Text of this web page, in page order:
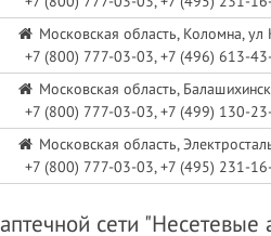
Московская область, Коломна, ул
+7 (800) 777-03-03, +7 (496) 613-
Московская область,
+7 (800) 777-03-03, +7 (499) 130-
Московская область,
+7 (800) 777-03-03, +7 (495) 231-
сети "Несетевые